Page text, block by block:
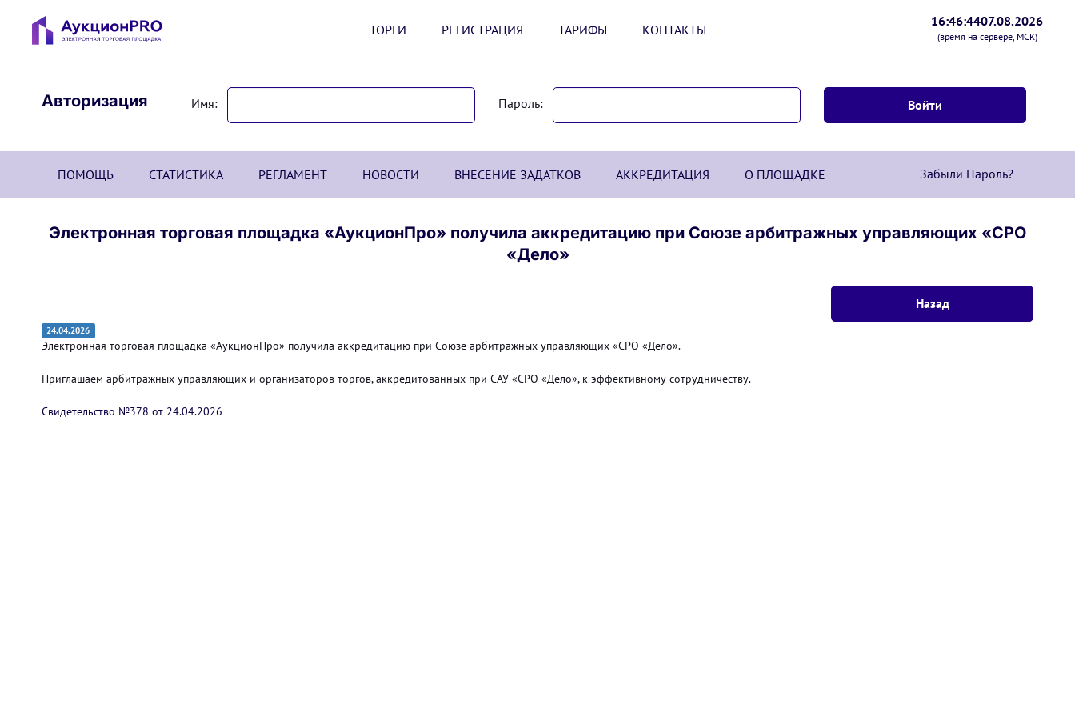
ТОРГИ РЕГИСТРАЦИЯ ТАРИФЫ КОНТАКТЫ
16:46:4407.08.2026
(время на сервере, МСК)
Авторизация Имя: Пароль:
ПОМОЩЬ СТАТИСТИКА РЕГЛАМЕНТ НОВОСТИ ВНЕСЕНИЕ ЗАДАТКОВ АККРЕДИТАЦИЯ О ПЛОЩАДКЕ Забыли Пароль?
Электронная торговая площадка «АукционПро» получила аккредитацию при Союзе арбитражных управляющих «СРО
«Дело»
24.04.2026
Электронная торговая площадка «АукционПро» получила аккредитацию при Союзе арбитражных управляющих «СРО «Дело».
Приглашаем арбитражных управляющих и организаторов торгов, аккредитованных при САУ «СРО «Дело», к эффективному сотрудничеству.
Свидетельство №378 от 24.04.2026